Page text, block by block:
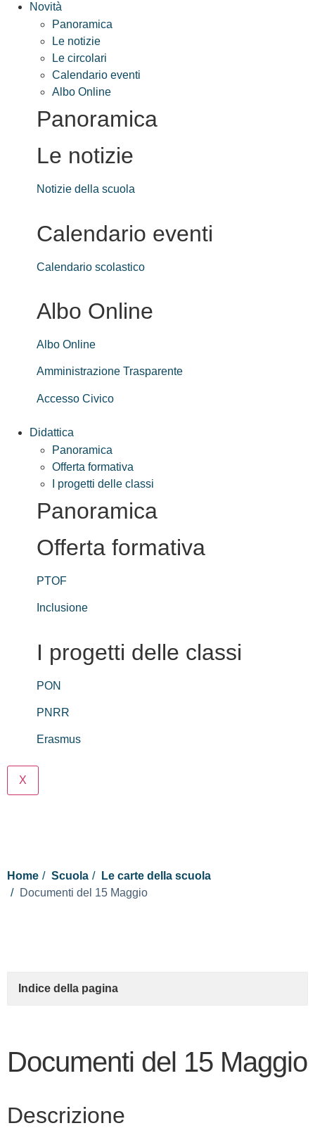
Novità
Panoramica
Le notizie
Le circolari
Calendario eventi
Albo Online
Panoramica
Le notizie
Notizie della scuola
Calendario eventi
Calendario scolastico
Albo Online
Albo Online
Amministrazione Trasparente
Accesso Civico
Didattica
Panoramica
Offerta formativa
I progetti delle classi
Panoramica
Offerta formativa
PTOF
Inclusione
I progetti delle classi
PON
PNRR
Erasmus
X
Home Scuola
Le carte della scuola
Documenti del 15 Maggio
Indice della pagina
Documenti del 15 Maggio
Descrizione